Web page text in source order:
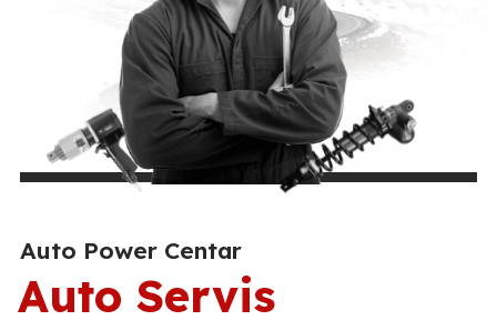
Auto Power Centar
Auto Servis